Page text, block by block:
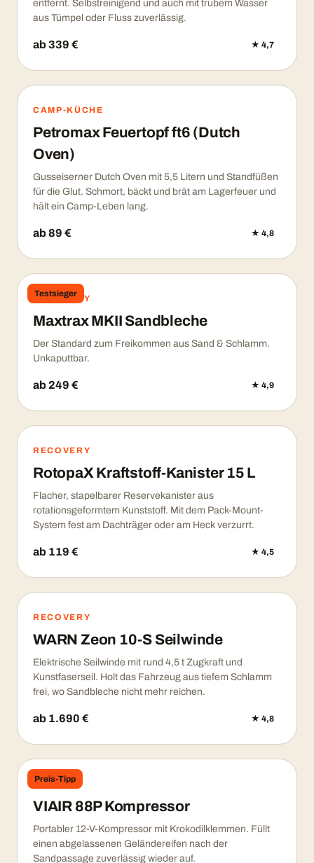
entfernt. Selbstreinigend und auch mit trübem Wasser
aus Tümpel oder Fluss zuverlässig.
ab 339 € ★ 4,7
CAMP-KÜCHE
Petromax Feuertopf ft6 (Dutch
Oven)
Gusseiserner Dutch Oven mit 5,5 Litern und Standfüßen
für die Glut. Schmort, bäckt und brät am Lagerfeuer und
hält ein Camp-Leben lang.
ab 89 € ★ 4,8
Testsieger
RECOVERY
Maxtrax MKII Sandbleche
Der Standard zum Freikommen aus Sand & Schlamm.
Unkaputtbar.
ab 249 € ★ 4,9
RECOVERY
RotopaX Kraftstoff-Kanister 15 L
Flacher, stapelbarer Reservekanister aus
rotationsgeformtem Kunststoff. Mit dem Pack-Mount-
System fest am Dachträger oder am Heck verzurrt.
ab 119 € ★ 4,5
RECOVERY
WARN Zeon 10-S Seilwinde
Elektrische Seilwinde mit rund 4,5 t Zugkraft und
Kunstfaserseil. Holt das Fahrzeug aus tiefem Schlamm
frei, wo Sandbleche nicht mehr reichen.
ab 1.690 € ★ 4,8
Preis-Tipp
REIFEN
VIAIR 88P Kompressor
Portabler 12-V-Kompressor mit Krokodilklemmen. Füllt
einen abgelassenen Geländereifen nach der
Sandpassage zuverlässig wieder auf.